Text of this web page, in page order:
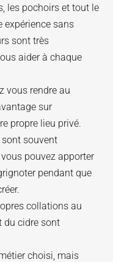
les pochoirs et tout le
expérience sans
sont très
aider à chaque
vous rendre au
sur
propre lieu privé.
sont souvent
pouvez apporter
pendant que
collations au
du cidre sont
choisi, mais